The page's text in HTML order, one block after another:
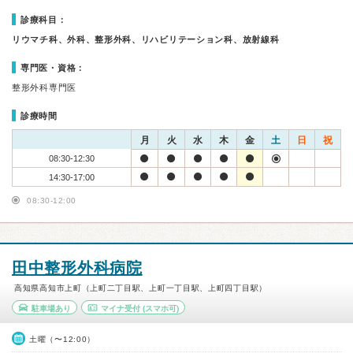
診療科目：
リウマチ科、外科、整形外科、リハビリテーション科、放射線科
専門医・資格：
整形外科専門医
診療時間
月 火 水 木 金 土 日 祝
08:30-12:30
14:30-17:00
08:30-12:00
田中整形外科病院
高知県高知市上町（上町二丁目駅、上町一丁目駅、上町四丁目駅）
駐車場あり マイナ受付(スマホ可)
土曜（〜12:00）